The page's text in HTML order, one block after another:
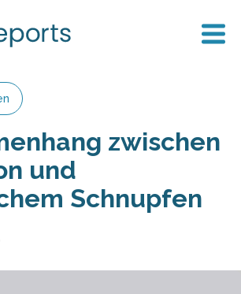
zwischen
und
Schnupfen